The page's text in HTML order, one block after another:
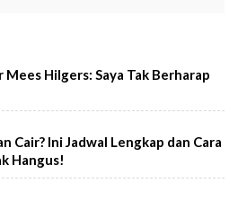
Hilgers: Saya Tak Berharap
Cair? Ini Jadwal Lengkap dan Cara
Hangus!